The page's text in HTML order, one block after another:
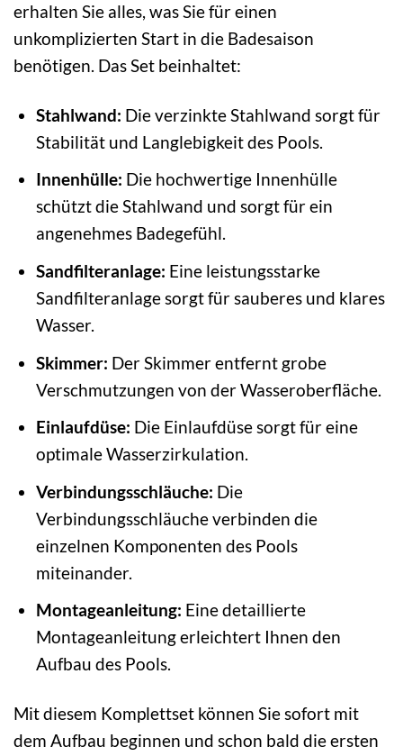
erhalten Sie alles, was Sie für einen
unkomplizierten Start in die Badesaison
benötigen. Das Set beinhaltet:
Stahlwand: Die verzinkte Stahlwand sorgt für
Stabilität und Langlebigkeit des Pools.
Innenhülle: Die hochwertige Innenhülle
schützt die Stahlwand und sorgt für ein
angenehmes Badegefühl.
Sandfilteranlage: Eine leistungsstarke
Sandfilteranlage sorgt für sauberes und klares
Wasser.
Skimmer: Der Skimmer entfernt grobe
Verschmutzungen von der Wasseroberfläche.
Einlaufdüse: Die Einlaufdüse sorgt für eine
optimale Wasserzirkulation.
Verbindungsschläuche: Die
Verbindungsschläuche verbinden die
einzelnen Komponenten des Pools
miteinander.
Montageanleitung: Eine detaillierte
Montageanleitung erleichtert Ihnen den
Aufbau des Pools.
Mit diesem Komplettset können Sie sofort mit
dem Aufbau beginnen und schon bald die ersten